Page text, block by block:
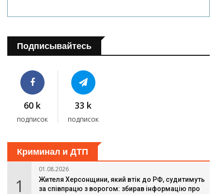
Подписывайтесь
60 k
подписок
33 k
подписок
Криминал и ДТП
1
01.08.2026
Жителя Херсонщини, який втік до РФ, судитимуть
за співпрацю з ворогом: збирав інформацію про